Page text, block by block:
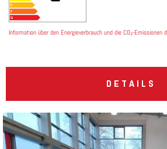
Information über den Energieverbrauch und die CO₂-Emissionen
DETAILS